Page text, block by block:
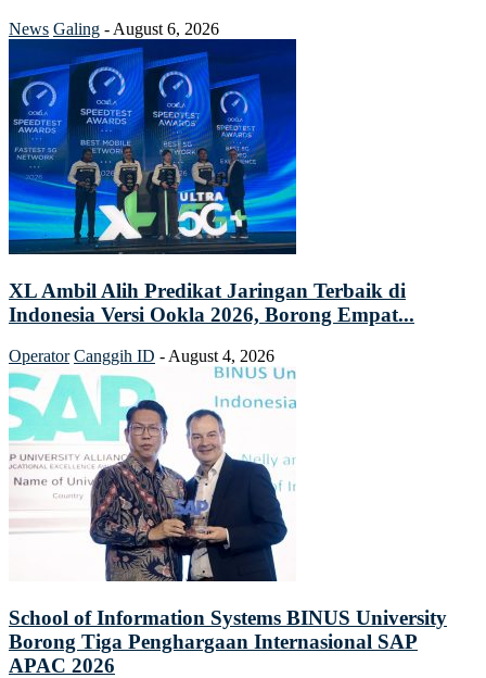
News Galing - August 6, 2026
XL Ambil Alih Predikat Jaringan Terbaik di
Indonesia Versi Ookla 2026, Borong Empat...
Operator Canggih ID - August 4, 2026
School of Information Systems BINUS University
Borong Tiga Penghargaan Internasional SAP
APAC 2026